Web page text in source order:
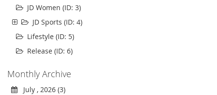
JD Women (ID: 3)
JD Sports (ID: 4)
Lifestyle (ID: 5)
Release (ID: 6)
Monthly Archive
July , 2026 (3)